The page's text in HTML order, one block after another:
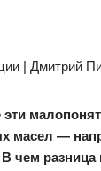
| Дмитрий
эти
масел —
В чем